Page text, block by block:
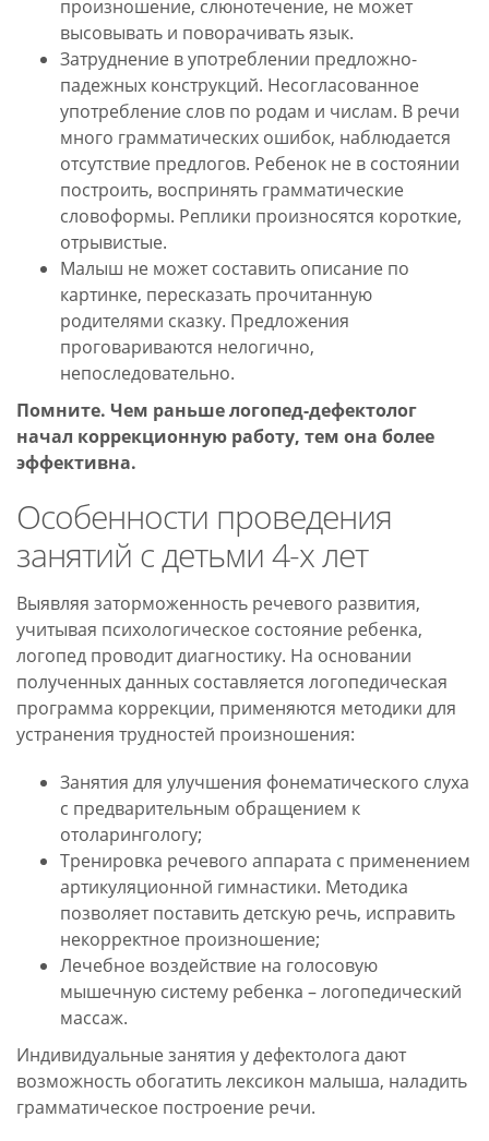
произношение, слюнотечение, не может
высовывать и поворачивать язык.
Затруднение в употреблении предложно-
падежных конструкций. Несогласованное
употребление слов по родам и числам. В речи
много грамматических ошибок, наблюдается
отсутствие предлогов. Ребенок не в состоянии
построить, воспринять грамматические
словоформы. Реплики произносятся короткие,
отрывистые.
Малыш не может составить описание по
картинке, пересказать прочитанную
родителями сказку. Предложения
проговариваются нелогично,
непоследовательно.
Помните. Чем раньше логопед-дефектолог
начал коррекционную работу, тем она более
эффективна.
Особенности проведения
занятий с детьми 4-х лет
Выявляя заторможенность речевого развития,
учитывая психологическое состояние ребенка,
логопед проводит диагностику. На основании
полученных данных составляется логопедическая
программа коррекции, применяются методики для
устранения трудностей произношения:
Занятия для улучшения фонематического слуха
с предварительным обращением к
отоларингологу;
Тренировка речевого аппарата с применением
артикуляционной гимнастики. Методика
позволяет поставить детскую речь, исправить
некорректное произношение;
Лечебное воздействие на голосовую
мышечную систему ребенка – логопедический
массаж.
Индивидуальные занятия у дефектолога дают
возможность обогатить лексикон малыша, наладить
грамматическое построение речи.